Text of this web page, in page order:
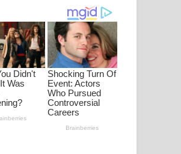
ඔබමයි මගේ ආදරේ ගීතයේ පද පෙළ
Pansal Gihin Song Lyrics - පන්සල් ගිහිං
ගීතයේ පද පෙළ
Ankeliya Song Lyrics - අංකෙළිය ගීතයේ